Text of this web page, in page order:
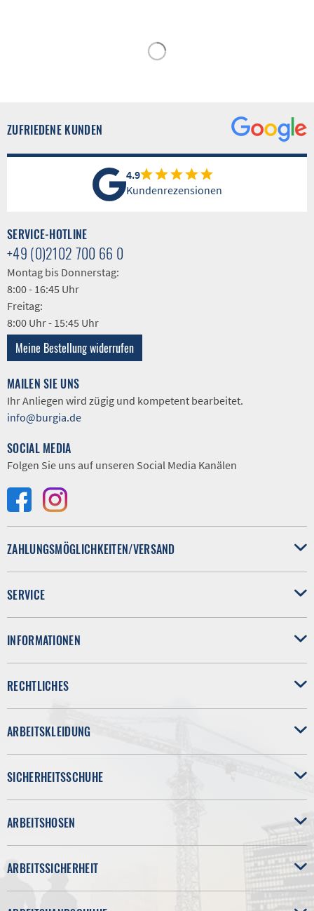
ZUFRIEDENE KUNDEN
4.9
Kundenrezensionen
SERVICE-HOTLINE
+49 (0)2102 700 66 0
Montag bis Donnerstag:
8:00 - 16:45 Uhr
Freitag:
8:00 Uhr - 15:45 Uhr
Meine Bestellung widerrufen
MAILEN SIE UNS
Ihr Anliegen wird zügig und kompetent bearbeitet.
info@burgia.de
SOCIAL MEDIA
Folgen Sie uns auf unseren Social Media Kanälen
ZAHLUNGSMÖGLICHKEITEN/VERSAND
SERVICE
INFORMATIONEN
RECHTLICHES
ARBEITSKLEIDUNG
SICHERHEITSSCHUHE
ARBEITSHOSEN
ARBEITSSICHERHEIT